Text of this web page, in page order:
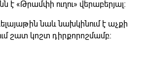
է «Թրամփի ուղու» վերաբերյալ։
նաև նախկինում է աչքի
շատ կոշտ դիրքորոշմամբ։